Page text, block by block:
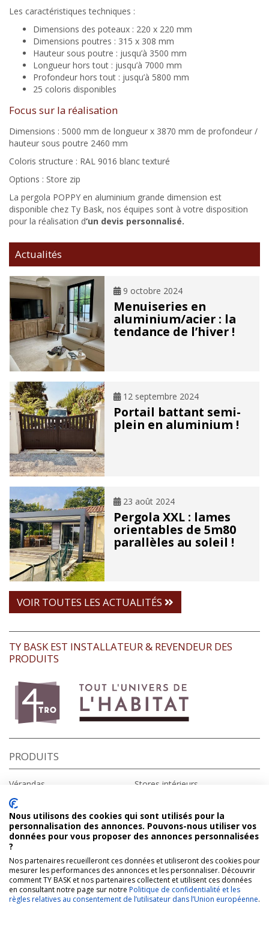
Les caractéristiques techniques :
Dimensions des poteaux : 220 x 220 mm
Dimensions poutres : 315 x 308 mm
Hauteur sous poutre : jusqu’à 3500 mm
Longueur hors tout : jusqu’à 7000 mm
Profondeur hors tout : jusqu’à 5800 mm
25 coloris disponibles
Focus sur la réalisation
Dimensions : 5000 mm de longueur x 3870 mm de profondeur /
hauteur sous poutre 2460 mm
Coloris structure : RAL 9016 blanc texturé
Options : Store zip
La pergola POPPY en aluminium grande dimension est
disponible chez Ty Bask, nos équipes sont à votre disposition
pour la réalisation d‘un devis personnalisé.
Actualités
9 octobre 2024
Menuiseries en
aluminium/acier : la
tendance de l’hiver !
12 septembre 2024
Portail battant semi-
plein en aluminium !
23 août 2024
Pergola XXL : lames
orientables de 5m80
parallèles au soleil !
VOIR TOUTES LES ACTUALITÉS
TY BASK EST INSTALLATEUR & REVENDEUR DES
PRODUITS
PRODUITS
Vérandas
Fenêtres
Portes d’entrée
Volets roulants
Volets battants
Stores intérieurs
Portails
Domotique
A PROPOS
Qui sommes-nous ?
Vous êtes une collectivité
CONTACT
Ty Bask
1226 avenue de Bayonne
Nous utilisons des cookies qui sont utilisés pour la
personnalisation des annonces. Pouvons-nous utiliser vos
données pour vous proposer des annonces personnalisées
?
Nos partenaires recueilleront ces données et utiliseront des cookies pour
mesurer les performances des annonces et les personnaliser. Découvrir
comment TY BASK et nos partenaires collectent et utilisent ces données
en consultant notre page sur notre Politique de confidentialité et les
règles relatives au consentement de l’utilisateur dans l’Union européenne.